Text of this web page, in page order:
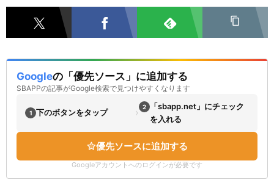
Googleの「優先ソース」に追加する
SBAPPの記事がGoogle検索で見つけやすくなります
1 下のボタンをタップ › 2
「sbapp.net」にチェック
を入れる
優先ソースに追加する
Googleアカウントへのログインが必要です